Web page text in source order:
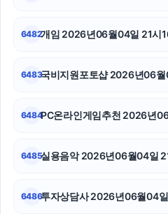
6482개임 2026년06월04일 21시
6483국비지원포토샵 2026년06
6484PC온라인게임추천 2026년
6485실용음악 2026년06월04일
6486투자상담사 2026년06월04